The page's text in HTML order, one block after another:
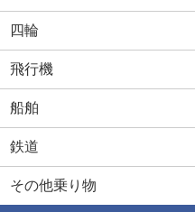
四輪
飛行機
船舶
鉄道
その他乗り物